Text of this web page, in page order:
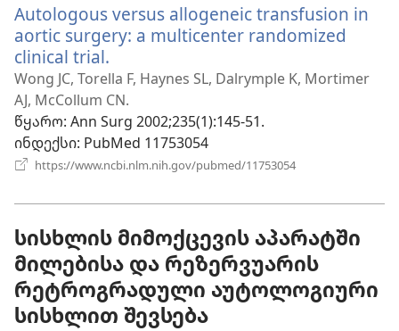
Autologous versus allogeneic transfusion in
aortic surgery: a multicenter randomized
clinical trial.
ახალი
ფანჯარა)
Wong JC, Torella F, Haynes SL, Dalrymple K, Mortimer
AJ, McCollum CN.
წყარო‎: Ann Surg 2002;235(1):145-51.
ინდექსი‎: PubMed 11753054
https://www.ncbi.nlm.nih.gov/pubmed/11753054
სისხლის მიმოქცევის აპარატში
მილებისა და რეზერვუარის
რეტროგრადული აუტოლოგიური
სისხლით შევსება